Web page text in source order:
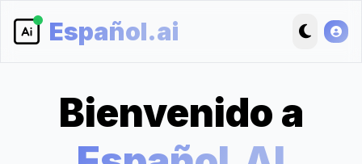
Español.ai
Bienvenido a